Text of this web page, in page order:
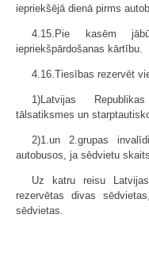
iepriekšējā dienā pirms
4.15.Pie kasēm
iepriekšpārdošanas kārtību.
4.16.Tiesības rezervēt
1)Latvijas
tālsatiksmes un
2)1.un 2.grupas
autobusos, ja sēdvietu
Uz katru reisu
rezervētas divas
sēdvietas.